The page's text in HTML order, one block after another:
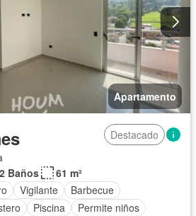
Apartamento
Destacado
2 Baños
61 m²
Vigilante
Barbecue
Piscina
Permite niños